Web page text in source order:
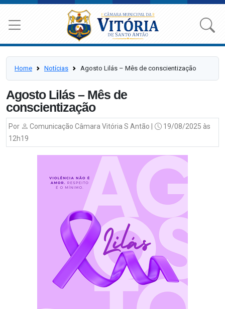
Home Notícias Agosto Lilás – Mês de conscientização
Agosto Lilás – Mês de
conscientização
Por Comunicação Câmara Vitória S Antão |
19/08/2025 às
12h19